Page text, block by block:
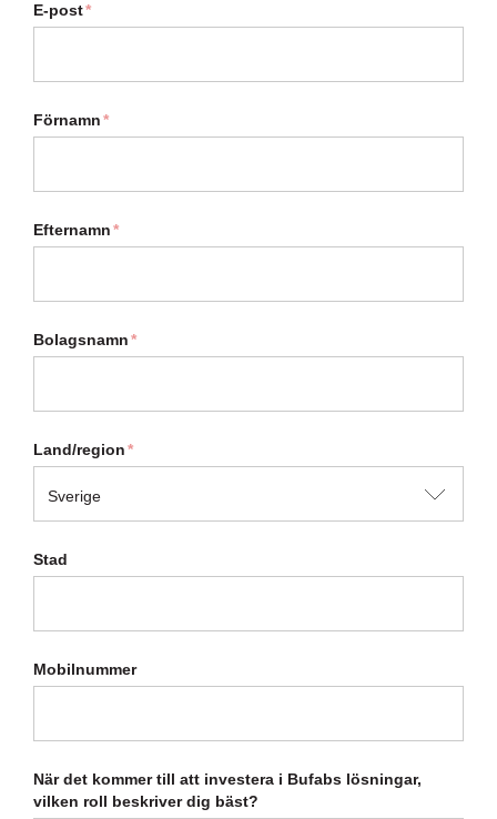
E-post*
Förnamn*
Efternamn*
Bolagsnamn*
Land/region*
Stad
Mobilnummer
När det kommer till att investera i Bufabs lösningar,
vilken roll beskriver dig bäst?